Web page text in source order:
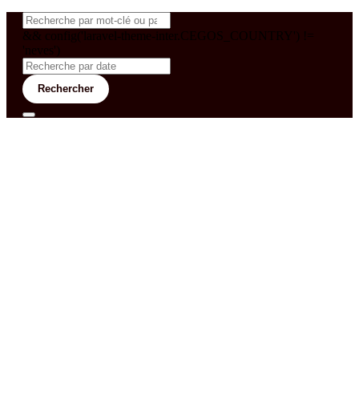
&& config('laravel-theme-inter.CEGOS_COUNTRY') !=
'neves')
Rechercher